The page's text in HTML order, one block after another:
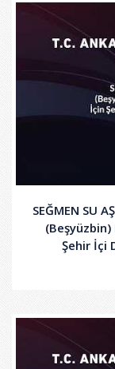
SEĞMEN SU
Şehir İçi